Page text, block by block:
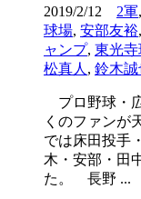
2019/2/12 2軍,
球場, 安部友裕,
ャンプ, 東光
松真人 , 鈴木誠
プロ野球・
くのファンが
では床田投手
木・安部・田
た。 長野 ...